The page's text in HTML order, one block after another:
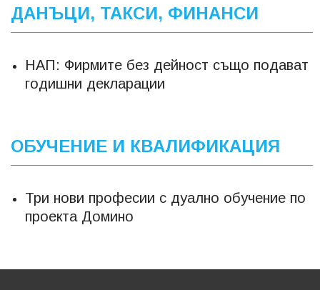
ДАНЪЦИ, ТАКСИ, ФИНАНСИ
НАП: Фирмите без дейност също подават
годишни декларации
ОБУЧЕНИЕ И КВАЛИФИКАЦИЯ
Три нови професии с дуално обучение по
проекта Домино